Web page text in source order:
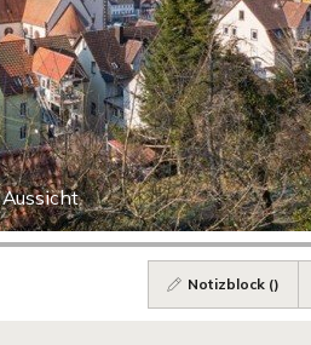
Aussicht
Notizblock ()